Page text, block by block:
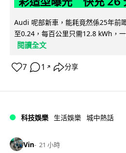
Audi 呢部新車，能耗竟然係25年前
至0.24，每百公里只需12.8 kWh，
閱讀全文
7 1 ↗ 分享
科技娛樂 生活娛樂 城中熱話
Vin 21 小時